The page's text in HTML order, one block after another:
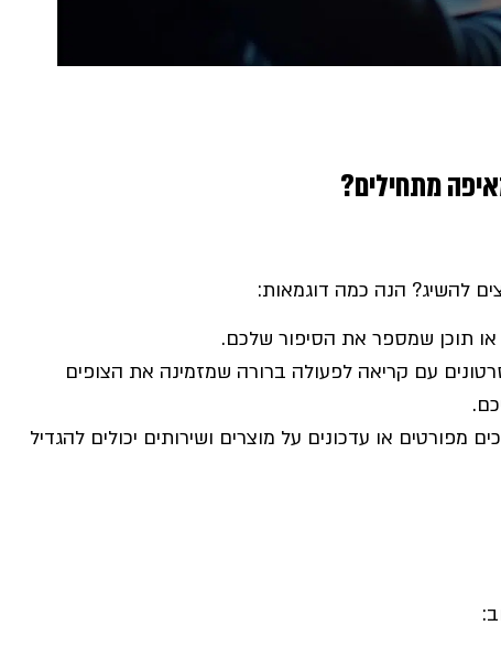
מתחילים?
להשיג? הנה כמה דוגמאות:
או תוכן שמספר את הסיפור שלכם.
עם קריאה לפעולה ברורה שמזמינה את הצופים
מפורטים או עדכונים על מוצרים ושירותים יכולים להגדיל